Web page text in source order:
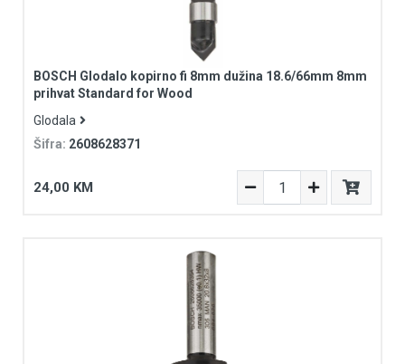
BOSCH Glodalo kopirno fi 8mm dužina 18.6/66mm 8mm
prihvat Standard for Wood
Glodala
Šifra: 2608628371
24,00 KM